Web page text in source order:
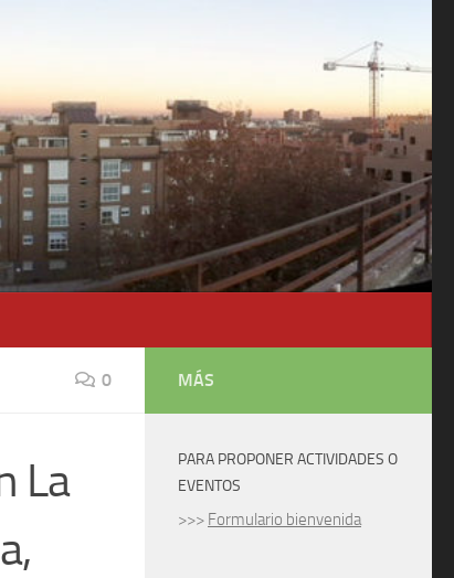
0
La
MÁS
PARA PROPONER ACTIVIDADES O
EVENTOS
>>> Formulario bienvenida